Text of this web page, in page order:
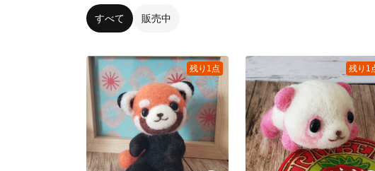
すべて 販売中
残り1点 残り1